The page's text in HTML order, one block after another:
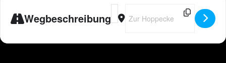
Wegbeschreibung
Address - DE - Peter Wackel LIVE
Destination Address - DE -